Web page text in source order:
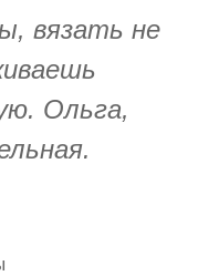
вязать не
Ольга,